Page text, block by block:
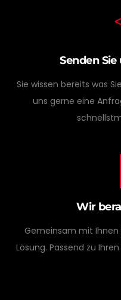
Senden
Sie wissen bereits was
uns gerne eine
Wir
Gemeinsam mit
Lösung. Passend zu